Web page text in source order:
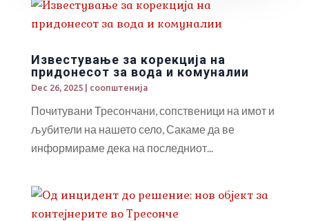
Известување за корекција на
придонесот за вода и комуналии
Dec 26, 2025| соопштенија
Почитувани Тресончани, сопственици на имот и
љубители на нашето село, Сакаме да ве
информираме дека на последниот...